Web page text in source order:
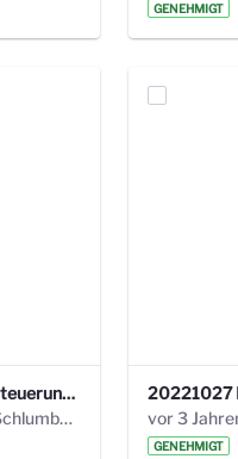
GENEHMIGT
220113 Protokoll 32. Steuerungskreis.pdf
vor 2 Jahren von Anni Schlumberger
GENEHMIGT